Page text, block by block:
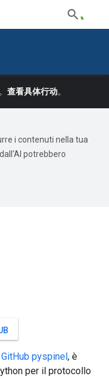
查看具体行动。
i contenuti nella tua
potrebbero
pyspinel, è
per il protocollo